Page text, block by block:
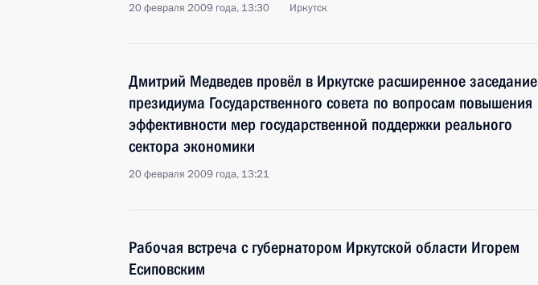
20 февраля 2009 года, 13:30 Иркутск
Дмитрий Медведев провёл в Иркутске расширенное заседание
президиума Государственного совета по вопросам повышения
эффективности мер государственной поддержки реального
сектора экономики
20 февраля 2009 года, 13:21
Рабочая встреча с губернатором Иркутской области Игорем
Есиповским